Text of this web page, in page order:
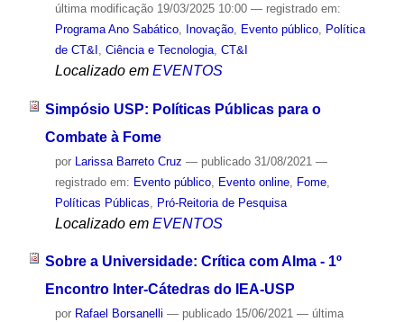
última modificação19/03/2025 10:00 — registrado em:
Programa Ano Sabático, Inovação, Evento público,
Política
de CT&I
Ciência e Tecnologia, CT&I
Localizado em EVENTOS
Simpósio USP: Políticas Públicas para o
Combate à Fome
por Larissa Barreto Cruz — publicado31/08/2021 —
registrado em: Evento público, Evento online, Fome,
Políticas Públicas
Pró-Reitoria de Pesquisa
Localizado em EVENTOS
Sobre a Universidade: Crítica com Alma - 1º
Encontro Inter-Cátedras do IEA-USP
por Rafael Borsanelli — publicado15/06/2021 — última